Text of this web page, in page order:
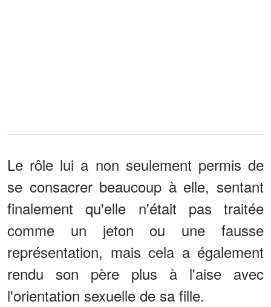
Le rôle lui a non seulement permis de
se consacrer beaucoup à elle, sentant
finalement qu'elle n'était pas traitée
comme un jeton ou une fausse
représentation, mais cela a également
rendu son père plus à l'aise avec
l'orientation sexuelle de sa fille.